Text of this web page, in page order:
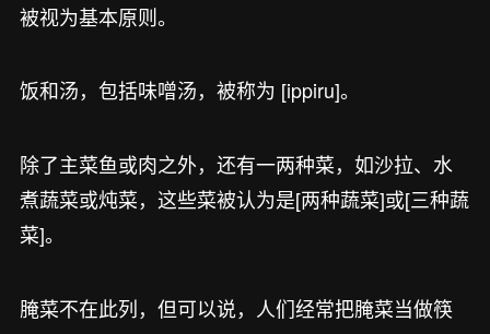
被视为基本原则。
饭和汤，包括味噌汤，被称为 [ippiru]。
除了主菜鱼或肉之外，还有一两种菜，如沙拉、水
煮蔬菜或炖菜，这些菜被认为是[两种蔬菜]或[三种蔬
菜]。
腌菜不在此列，但可以说，人们经常把腌菜当做筷